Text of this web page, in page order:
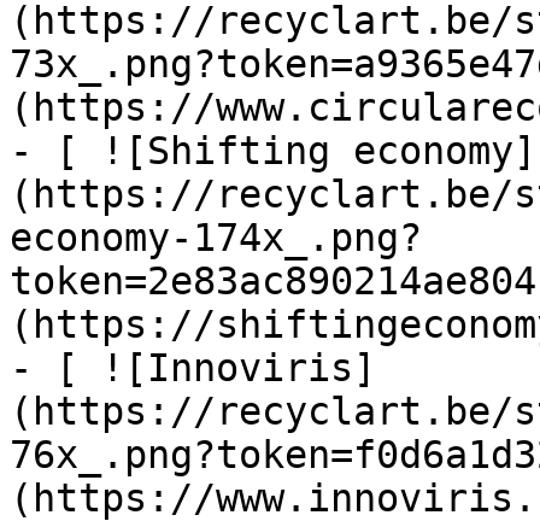
(https://recyclart.be/
(https://
- [ ![Shifting economy]
(https://recyclart.be/
economy-174x_.png?
(https://
- [ ![Innoviris]
(https://recyclart.be/
(https://